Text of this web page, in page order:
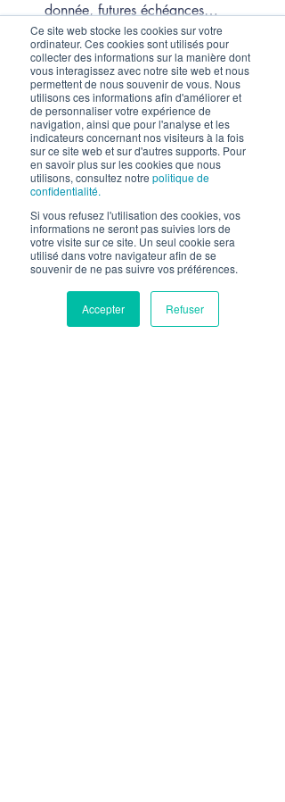
Ce site web stocke les cookies sur votre
ordinateur. Ces cookies sont utilisés pour
collecter des informations sur la manière dont
vous interagissez avec notre site web et nous
permettent de nous souvenir de vous. Nous
utilisons ces informations afin d'améliorer et
de personnaliser votre expérience de
navigation, ainsi que pour l'analyse et les
indicateurs concernant nos visiteurs à la fois
sur ce site web et sur d'autres supports. Pour
en savoir plus sur les cookies que nous
utilisons, consultez notre politique de
confidentialité.
Si vous refusez l'utilisation des cookies, vos
informations ne seront pas suivies lors de
votre visite sur ce site. Un seul cookie sera
utilisé dans votre navigateur afin de se
souvenir de ne pas suivre vos préférences.
Accepter Refuser
donnée, futures échéances…
Il ne faut pas oublier que c’est ce qui
déterminera le cadre de votre cession,
donc chaque point est à étudier avec
vigilance. Vos conseils (cabinets fusion-
acquisition, avocats, experts-comptables)
peuvent vous être d’une aide
considérable à ce stade dans la défense
Compromis et protocole :
Rédigé par un avocat ou par un notaire,
ce document reprend de manière
exhaustive l’ensemble de la cession
(selon les cas de figure, l’acte peut être